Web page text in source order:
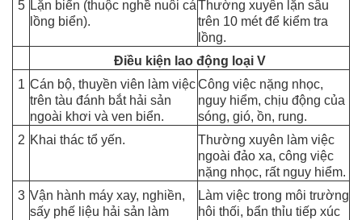
5 Lặn biển (thuộc nghề nuôi cá
lồng biển).
Thường xuyên lặn sâu
trên 10 mét để kiểm tra
lồng.
Điều kiện lao động loại V
1 Cán bộ, thuyền viên làm việc
trên tàu đánh bắt hải sản
ngoài khơi và ven biển.
Công việc nặng nhọc,
nguy hiểm, chịu động của
sóng, gió, ồn, rung.
2 Khai thác tổ yến.
Thường xuyên làm việc
ngoài đảo xa, công việc
nặng nhọc, rất nguy hiểm.
3 Vận hành máy xay, nghiền,
sấy phế liệu hải sản làm
Làm việc trong môi trường
hôi thối, bẩn thỉu tiếp xúc